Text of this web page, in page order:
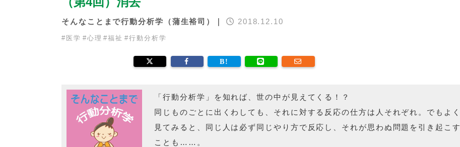
そんなことまで行動分析学（蒲生裕司）｜ 2018.12.10
# 医学 #心理 #福祉 #行動分析学
「行動分析学」を知れば、世の中が見えてくる！？
同じものごとに出くわしても、それに対する反応の仕方は人それぞれ。でもよく
見てみると、同じ人は必ず同じやり方で反応し、それが思わぬ問題を引き起こす
ことも……。